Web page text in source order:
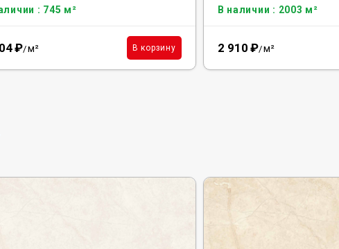
: 745 м²
₽/м² В корзину
В наличии : 2003 м²
2 910 ₽/м²